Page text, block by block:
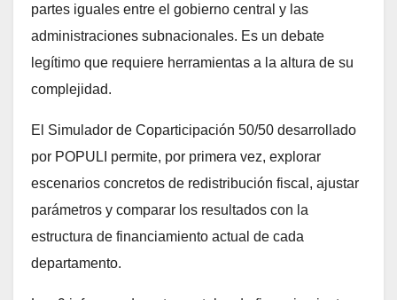
partes iguales entre el gobierno central y las
administraciones subnacionales. Es un debate
legítimo que requiere herramientas a la altura de su
complejidad.
El Simulador de Coparticipación 50/50 desarrollado
por POPULI permite, por primera vez, explorar
escenarios concretos de redistribución fiscal, ajustar
parámetros y comparar los resultados con la
estructura de financiamiento actual de cada
departamento.